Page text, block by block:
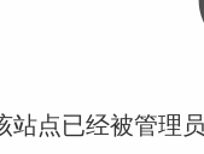
站点已经被管理